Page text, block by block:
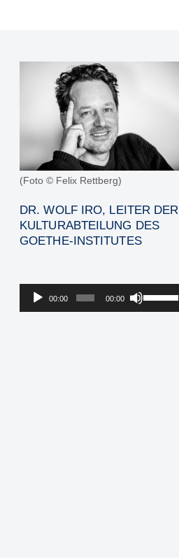
(Foto © Felix Rettberg)
DR. WOLF IRO, LEITER DER
KULTURABTEILUNG DES
GOETHE-INSTITUTES
Audio-
Player
00:00 00:00